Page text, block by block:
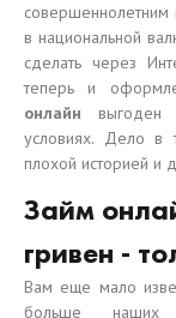
совершеннолетним
в национальной
сделать через
теперь и
онлайн выгоден
условиях. Дело
плохой историей и
Займ
гривен -
Вам еще мало
больше наших